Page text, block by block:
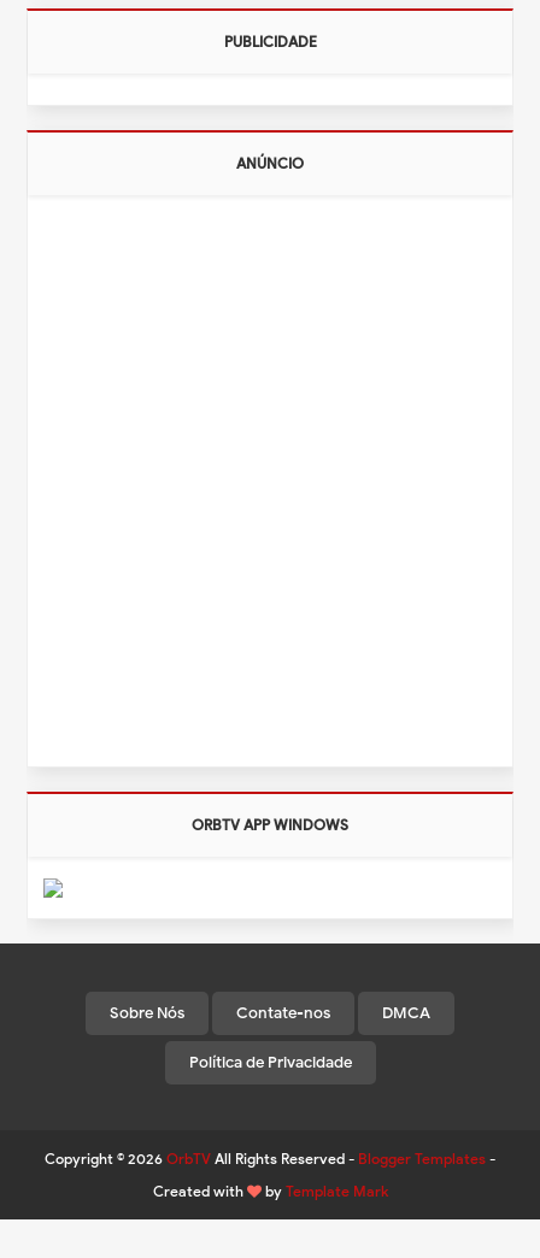
PUBLICIDADE
ANÚNCIO
ORBTV APP WINDOWS
Sobre Nós Contate-nos DMCA
Política de Privacidade
Copyright © 2026 OrbTV All Rights Reserved - Blogger Templates -
Created with
by Template Mark